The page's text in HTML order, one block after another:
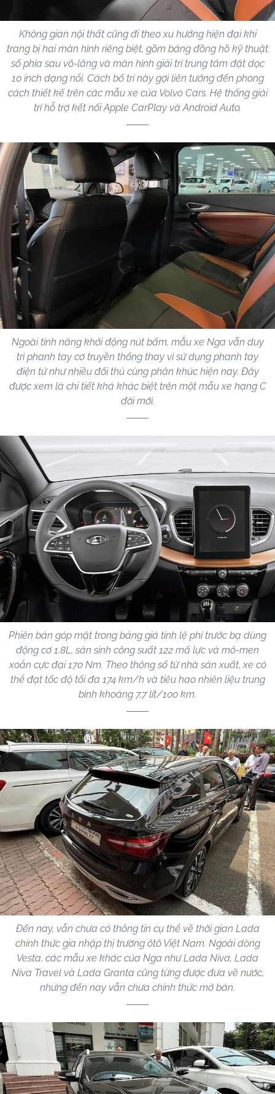
Không gian nội thất cũng đi theo xu hướng hiện đại khi
trang bị hai màn hình riêng biệt, gồm bảng đồng hồ kỹ thuật
số phía sau vô-lăng và màn hình giải trí trung tâm đặt dọc
10 inch dạng nổi. Cách bố trí này gợi liên tưởng đến phong
cách thiết kế trên các mẫu xe của Volvo Cars. Hệ thống giải
trí hỗ trợ kết nối Apple CarPlay và Android Auto.
Ngoài tính năng khởi động nút bấm, mẫu xe Nga vẫn duy
trì phanh tay cơ truyền thống thay vì sử dụng phanh tay
điện tử như nhiều đối thủ cùng phân khúc hiện nay. Đây
được xem là chi tiết khá khác biệt trên một mẫu xe hạng C
đời mới.
Phiên bản góp mặt trong bảng giá tính lệ phí trước bạ dùng
động cơ 1.8L, sản sinh công suất 122 mã lực và mô-men
xoắn cực đại 170 Nm. Theo thông số từ nhà sản xuất, xe có
thể đạt tốc độ tối đa 174 km/h và tiêu hao nhiên liệu trung
bình khoảng 7,7 lít/100 km.
Đến nay, vẫn chưa có thông tin cụ thể về thời gian Lada
chính thức gia nhập thị trường ôtô Việt Nam. Ngoài dòng
Vesta, các mẫu xe khác của Nga như Lada Niva, Lada
Niva Travel và Lada Granta cũng từng được đưa về nước,
nhưng đến nay vẫn chưa chính thức mở bán.